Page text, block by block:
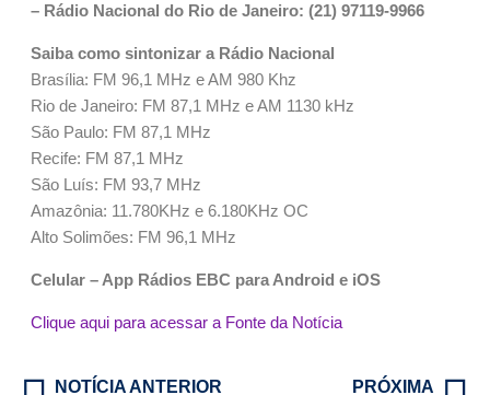
– Rádio Nacional do Rio de Janeiro: (21) 97119-9966
Saiba como sintonizar a Rádio Nacional
Brasília: FM 96,1 MHz e AM 980 Khz
Rio de Janeiro: FM 87,1 MHz e AM 1130 kHz
São Paulo: FM 87,1 MHz
Recife: FM 87,1 MHz
São Luís: FM 93,7 MHz
Amazônia: 11.780KHz e 6.180KHz OC
Alto Solimões: FM 96,1 MHz
Celular – App Rádios EBC para Android e iOS
Clique aqui para acessar a Fonte da Notícia
NOTÍCIA ANTERIOR PRÓXIMA